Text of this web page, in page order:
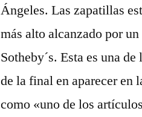
Ángeles. Las zapatillas
más alto alcanzado por
Sotheby´s. Esta es una
de la final en aparecer en
como «uno de los